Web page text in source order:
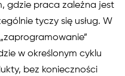
gdzie praca zależna jest
tyczy się usług. W
w określonym cyklu
bez konieczności